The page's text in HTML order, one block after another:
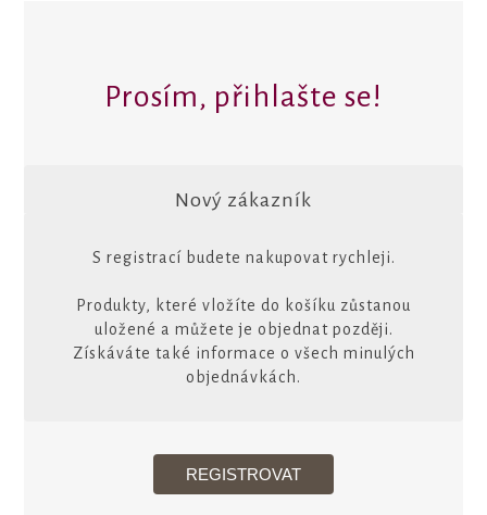
Prosím, přihlašte se!
Nový zákazník
S registrací budete nakupovat rychleji.
Produkty, které vložíte do košíku zůstanou
uložené a můžete je objednat později.
Získáváte také informace o všech minulých
objednávkách.